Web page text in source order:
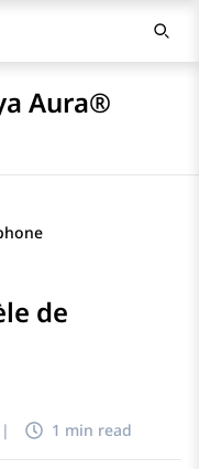
Aura®
de
| 1 min read